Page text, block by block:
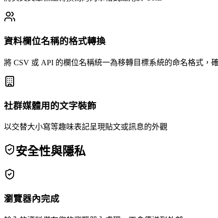
資料欄位名稱的格式轉換
將 CSV 或 API 的欄位名稱統一為移轉目標系統的命名格式，
社群媒體用的文字裝飾
以交替大小寫等趣味表記呈現貼文或訊息的外觀
安全性與隱私
瀏覽器內完成